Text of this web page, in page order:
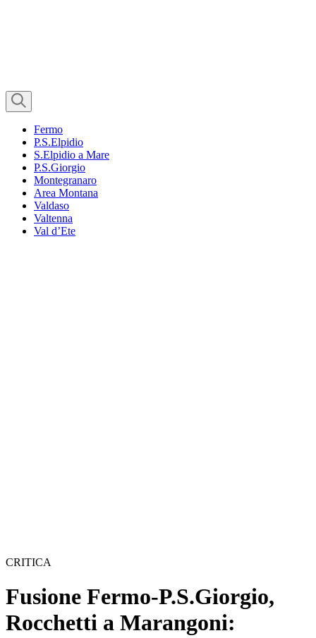
Fermo
P.S.Elpidio
S.Elpidio a Mare
P.S.Giorgio
Montegranaro
Area Montana
Valdaso
Valtenna
Val d’Ete
CRITICA
Fusione Fermo-P.S.Giorgio,
Rocchetti a Marangoni: